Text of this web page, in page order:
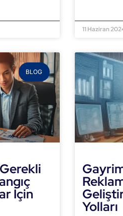
11 Haziran
BLOG
İçin
Yolları